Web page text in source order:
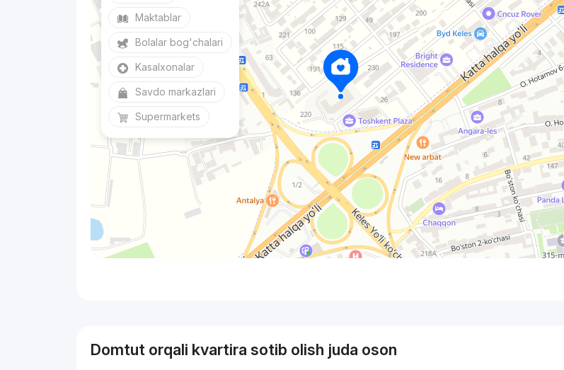
Maktablar
Bolalar bog'chalari
Kasalxonalar
Savdo markazlari
Supermarkets
Domtut orqali kvartira sotib olish juda oson